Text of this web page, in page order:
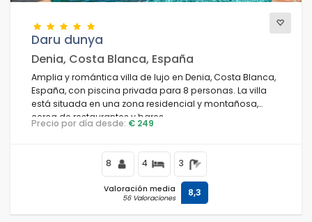
Servicios populares
Condiciones
Daru dunya
Denia, Costa Blanca, España
Amplia y romántica villa de lujo en Denia, Costa Blanca,
España, con piscina privada para 8 personas. La villa
está situada en una zona residencial y montañosa,
cerca de restaurantes y bares.
Precio por día desde: € 249
8 4 3
Valoración media
56 Valoraciones 8,3